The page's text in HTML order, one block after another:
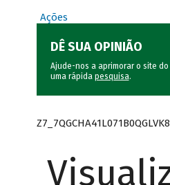
Ações
DÊ SUA OPINIÃO
Ajude-nos a aprimorar o site do
uma rápida pesquisa.